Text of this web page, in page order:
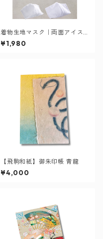
着物生地マスク｜両面アイス
コットン｜群れ解消マスク
¥1,980
【飛駒和紙】御朱印帳 青龍
¥4,000